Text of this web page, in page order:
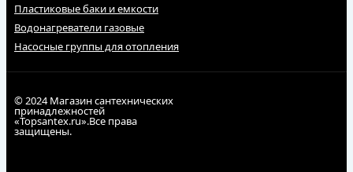
Пластиковые баки и емкости
Водонагреватели газовые
Насосные группы для отопления
© 2024 Магазин сантехнических
принадлежностей
«Topsantex.ru».Все права
защищены.